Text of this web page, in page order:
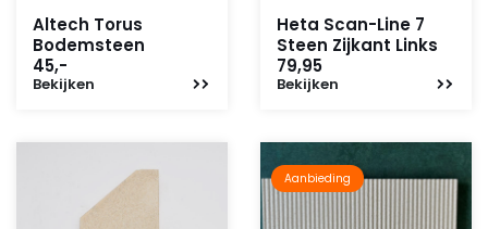
Altech Torus
Bodemsteen
45,-
Bekijken
Heta Scan-Line 7
Steen Zijkant Links
79,95
Bekijken
Aanbieding